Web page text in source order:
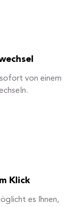
von einem
Klick
es Ihnen,